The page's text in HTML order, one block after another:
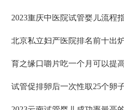
2023重庆中医院试管婴儿流程
北京私立妇产医院排名前十出
育之缘口嚼片吃一个月可以提
试管促排卵后一次性取25个卵